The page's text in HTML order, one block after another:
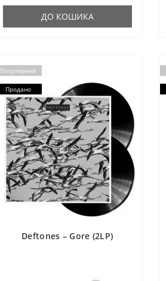
ДО КОШИКА
Популярний
Продано
Deftones – Gore (2LP)